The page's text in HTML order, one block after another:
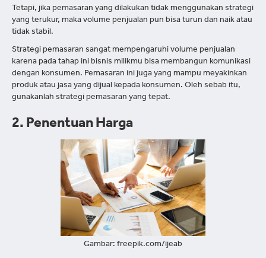
Tetapi, jika pemasaran yang dilakukan tidak menggunakan strategi
yang terukur, maka volume penjualan pun bisa turun dan naik atau
tidak stabil.
Strategi pemasaran sangat mempengaruhi volume penjualan
karena pada tahap ini bisnis milikmu bisa membangun komunikasi
dengan konsumen. Pemasaran ini juga yang mampu meyakinkan
produk atau jasa yang dijual kepada konsumen. Oleh sebab itu,
gunakanlah strategi pemasaran yang tepat.
2. Penentuan Harga
Gambar: freepik.com/ijeab